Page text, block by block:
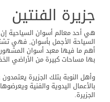
جزيرة الفنتين
هي أحد معالم أسوان السياحية
السياحة الأجمل بأسوان, فهي
أهم ما فيها معبد أسوان
بها مساحات كبيرة من الأراضي
وأهل النوبة بتلك الجزيرة
بالأعمال اليدوية والفنية
الجزيرة.